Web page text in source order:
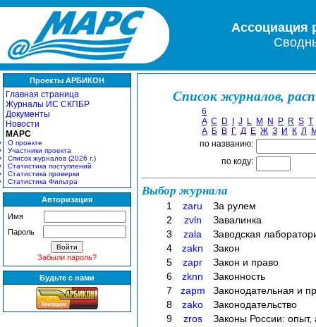
Ассоциация
Проекты АРБИКОН
Главная страница
Журналы ИС СКПБР
Документы
Новости
МАРС
О проекте
Участники проекта
Список журналов (2026 г.)
Статистика поступлений
Статистика проверки
Статистика Фильтра
Авторизация
Имя
Пароль
Забыли пароль?
Будьте с нами
Список журналов,
6
A C D J L M N P R S T
А Б В Г Д Е Ж З И К Л
по названию:
по коду:
Выбор журнала
1 zaru
За рулем
2
zvln
Завалинка
3
zala
Заводская
4
zakn
Закон
5
zapr
Закон и право
6
zknn
Законность
7
zapm
Законодательная и
8
zako
Законодательство
9
zros
Законы России: опыт,